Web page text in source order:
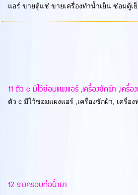
แอร์ ขายตู้แช่ ขายเครื่องทำน้ำเย็น ซ่อมตู้เ
11 ตัว c มีไว้ซ่อมแผงแอร์ ,เครื่องซักผ้า ,เครื่
ตัว c มีไว้ซ่อมแผงแอร์ ,เครื่องซักผ้า, เครื่อ
12 รางครอบท่อน้ำยา